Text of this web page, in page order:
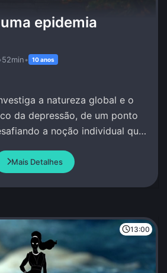
epidemia
52min• 10 anos
a natureza global e o
da depressão, de um ponto
a noção individual que
Mais Detalhes
13:00